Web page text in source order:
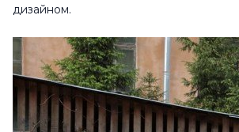
дизайном.